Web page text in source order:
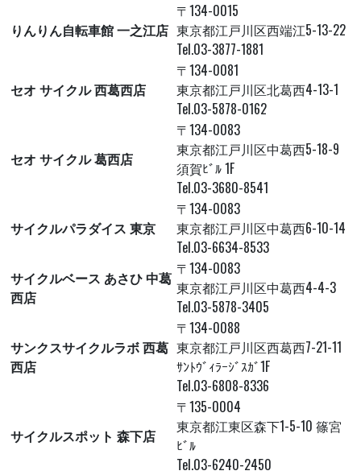
りんりん自転車館 一之江店
〒134-0015
東京都江戸川区西端江5-13-22
Tel.03-3877-1881
セオ サイクル 西葛西店
〒134-0081
東京都江戸川区北葛西4-13-1
Tel.03-5878-0162
セオ サイクル 葛西店
〒134-0083
東京都江戸川区中葛西5-18-9
須賀ﾋﾞﾙ 1F
Tel.03-3680-8541
サイクルパラダイス 東京
〒134-0083
東京都江戸川区中葛西6-10-14
Tel.03-6634-8533
サイクルベース あさひ 中葛
西店
〒134-0083
東京都江戸川区中葛西4-4-3
Tel.03-5878-3405
サンクスサイクルラボ 西葛
西店
〒134-0088
東京都江戸川区西葛西7-21-11
ｻﾝﾄｳﾞｨﾗｰｼﾞｽｶﾞ1F
Tel.03-6808-8336
サイクルスポット 森下店
〒135-0004
東京都江東区森下1-5-10 篠宮
ﾋﾞﾙ
Tel.03-6240-2450